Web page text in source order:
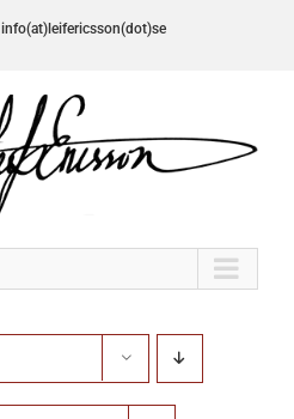
info(at)leifericsson(dot)se